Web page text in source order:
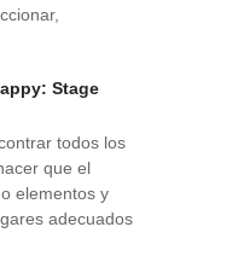
Stage
todos los
que el
elementos y
adecuados